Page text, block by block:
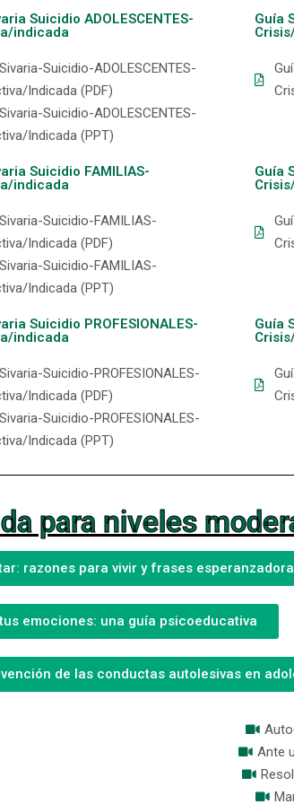
Suicidio ADOLESCENTES-
indicada
Suicidio-ADOLESCENTES-
Indicada (PDF)
Suicidio-ADOLESCENTES-
Indicada (PPT)
Guía
Suicidio FAMILIAS-
indicada
Suicidio-FAMILIAS-
Indicada (PDF)
Suicidio-FAMILIAS-
Indicada (PPT)
Guía
Suicidio PROFESIONALES-
indicada
Suicidio-PROFESIONALES-
Indicada (PDF)
Suicidio-PROFESIONALES-
Indicada (PPT)
Guía
para niveles
razones para vivir y frases
emociones: una guía psicoeducativa
de las conductas autolesivas en
Ante